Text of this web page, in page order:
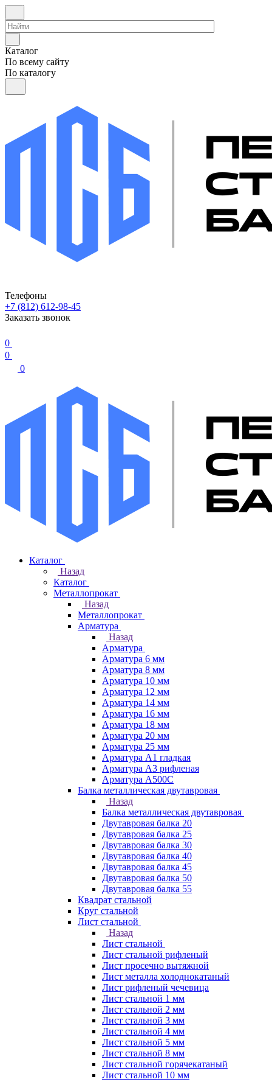
Каталог
По всему сайту
По каталогу
Телефоны
+7 (812) 612-98-45
Заказать звонок
0
0
0
Каталог
Назад
Каталог
Металлопрокат
Назад
Металлопрокат
Арматура
Назад
Арматура
Арматура 6 мм
Арматура 8 мм
Арматура 10 мм
Арматура 12 мм
Арматура 14 мм
Арматура 16 мм
Арматура 18 мм
Арматура 20 мм
Арматура 25 мм
Арматура А1 гладкая
Арматура А3 рифленая
Арматура А500С
Балка металлическая двутавровая
Назад
Балка металлическая двутавровая
Двутавровая балка 20
Двутавровая балка 25
Двутавровая балка 30
Двутавровая балка 40
Двутавровая балка 45
Двутавровая балка 50
Двутавровая балка 55
Квадрат стальной
Круг стальной
Лист стальной
Назад
Лист стальной
Лист стальной рифленый
Лист просечно вытяжной
Лист металла холоднокатаный
Лист рифленый чечевица
Лист стальной 1 мм
Лист стальной 2 мм
Лист стальной 3 мм
Лист стальной 4 мм
Лист стальной 5 мм
Лист стальной 8 мм
Лист стальной горячекатаный
Лист стальной 10 мм